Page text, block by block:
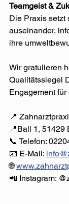
Teamgeist &
Die Praxis setzt
auseinander,
ihre
Wir gratulieren
Qualitätssiegel
Engagement
📍
📍Ball 1, 51429
📞 Telefon:
📧 E-Mail:
🌐
📲 Instagram: